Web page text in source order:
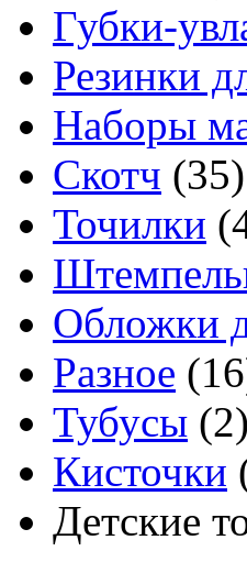
Губки-
Резинки
Наборы
Скотч (35)
Точилки
Обложки
Разное
Тубусы (2)
Кисточки
Детские